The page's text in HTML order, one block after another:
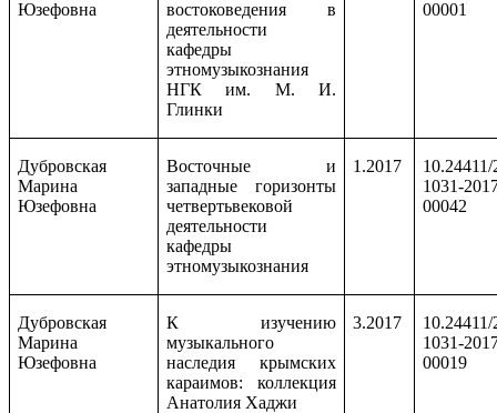
Юзефовна
востоковедения в
деятельности
кафедры
этномузыкознания
НГК им. М. И.
Глинки
00001
Дубровская
Марина
Юзефовна
Восточные и
западные горизонты
четвертьвековой
деятельности
кафедры
этномузыкознания
1.2017
1031-
00042
Дубровская
Марина
Юзефовна
К изучению
музыкального
наследия крымских
караимов: коллекция
Анатолия Хаджи
3.2017
1031-
00019